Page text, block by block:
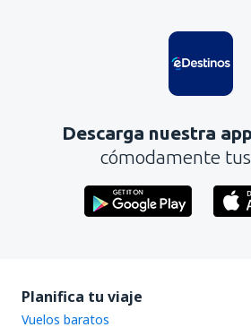
Contiene información incorrecta
No profundiza en el tema
Enviar
Descarga nuestra
cómodamente
Planifica tu viaje
Vuelos baratos